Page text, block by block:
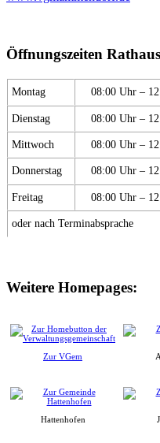
Öffnungszeiten
Montag 08:00 Uhr –
Dienstag 08:00 Uhr –
Mittwoch 08:00 Uhr –
Donnerstag 08:00 Uhr –
Freitag 08:00 Uhr –
oder nach Terminabsprache
Weitere Homepages:
Zur VGem
Hattenhofen